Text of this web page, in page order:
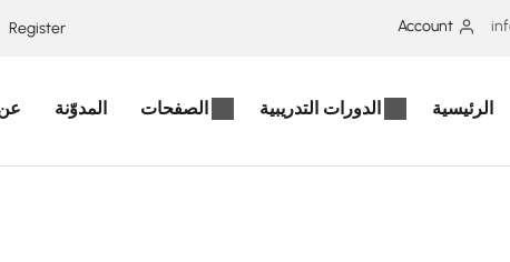
Account
Register
الرئيسية الدورات التدريبية الصفحات المدوّنة